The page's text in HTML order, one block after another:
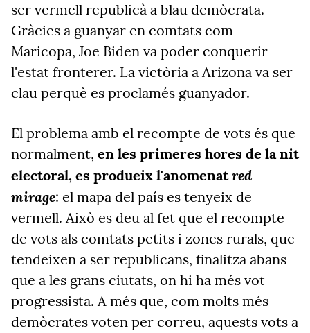
ser vermell republicà a blau demòcrata.
Gràcies a guanyar en comtats com
Maricopa, Joe Biden va poder conquerir
l'estat fronterer. La victòria a Arizona va ser
clau perquè es proclamés guanyador.
El problema amb el recompte de vots és que
normalment, en les primeres hores de la nit
electoral, es produeix l'anomenatred
mirage: el mapa del país es tenyeix de
vermell. Això es deu al fet que el recompte
de vots als comtats petits i zones rurals, que
tendeixen a ser republicans, finalitza abans
que a les grans ciutats, on hi ha més vot
progressista. A més que, com molts més
demòcrates voten per correu, aquests vots a